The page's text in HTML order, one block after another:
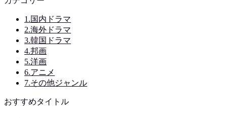
1.国内ドラマ
2.海外ドラマ
3.韓国ドラマ
4.邦画
5.洋画
6.アニメ
7.その他ジャンル
おすすめタイトル